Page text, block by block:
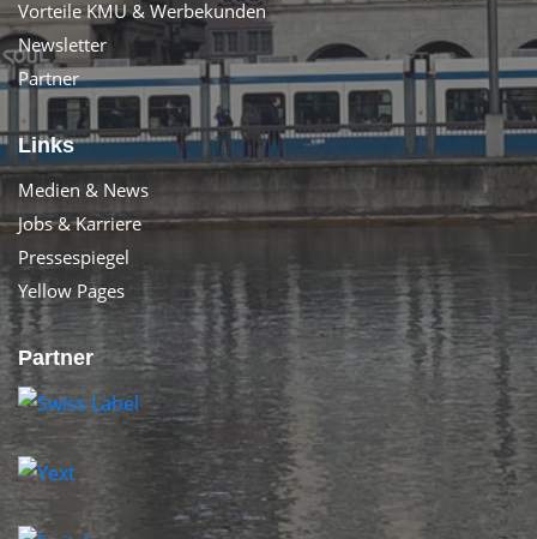
Vorteile KMU & Werbekunden
Newsletter
Partner
Links
Medien & News
Jobs & Karriere
Pressespiegel
Yellow Pages
Partner